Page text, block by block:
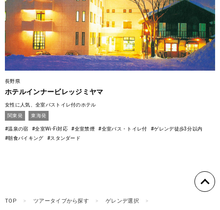
長野県
ホテルインナービレッジミヤマ
女性に人気、全室バストイレ付のホテル
関東発
東海発
#温泉の宿 #全室Wi-Fi対応 #全室禁煙 #全室バス・トイレ付
#ゲレンデ徒歩3分以内
#朝食バイキング
#スタンダード
TOP ツアータイプから探す ゲレンデ選択